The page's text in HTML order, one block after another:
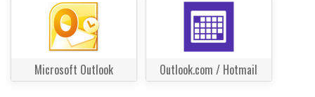
Microsoft Outlook Outlook.com / Hotmail